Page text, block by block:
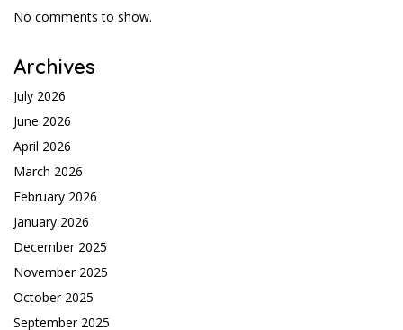
No comments to show.
Archives
July 2026
June 2026
April 2026
March 2026
February 2026
January 2026
December 2025
November 2025
October 2025
September 2025